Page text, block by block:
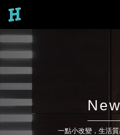
一點小改變，生活質